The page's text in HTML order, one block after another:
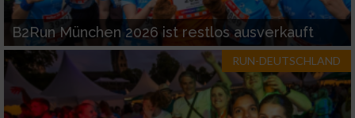
B2Run München 2026 ist restlos ausverkauft
RUN-DEUTSCHLAND